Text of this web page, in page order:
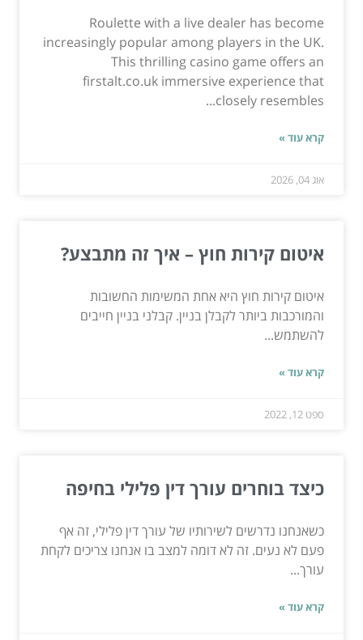
Roulette with a live dealer has become
increasingly popular among players in the UK.
This thrilling casino game offers an
firstalt.co.uk immersive experience that
closely resembles...
קרא עוד »
אוג 04, 2026
איטום קירות חוץ – איך זה מתבצע?
איטום קירות חוץ היא אחת המשימות החשובות
והמורכבות ביותר לקבלן בניין. קבלני בניין חייבים
להשתמש...
קרא עוד »
ספט 12, 2022
כיצד בוחרים עורך דין פלילי בחיפה
כשאנחנו נדרשים לשירותיו של עורך דין פלילי, זה אף
פעם לא נעים. זה לא דומה למצב בו אנחנו צריכים לקחת
עורך...
קרא עוד »